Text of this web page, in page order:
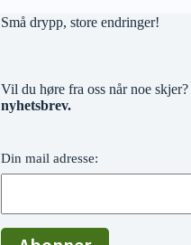
Små drypp, store endringer!
Vil du høre fra oss når noe skjer?
nyhetsbrev.
Din mail adresse: